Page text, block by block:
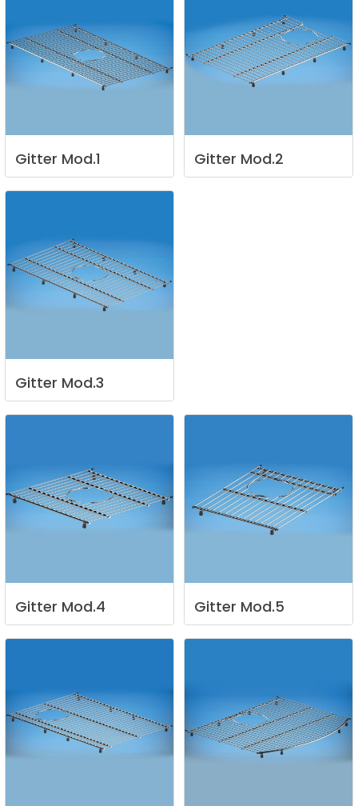
Gitter Mod.1 Gitter Mod.2
Gitter Mod.3
Gitter Mod.4 Gitter Mod.5